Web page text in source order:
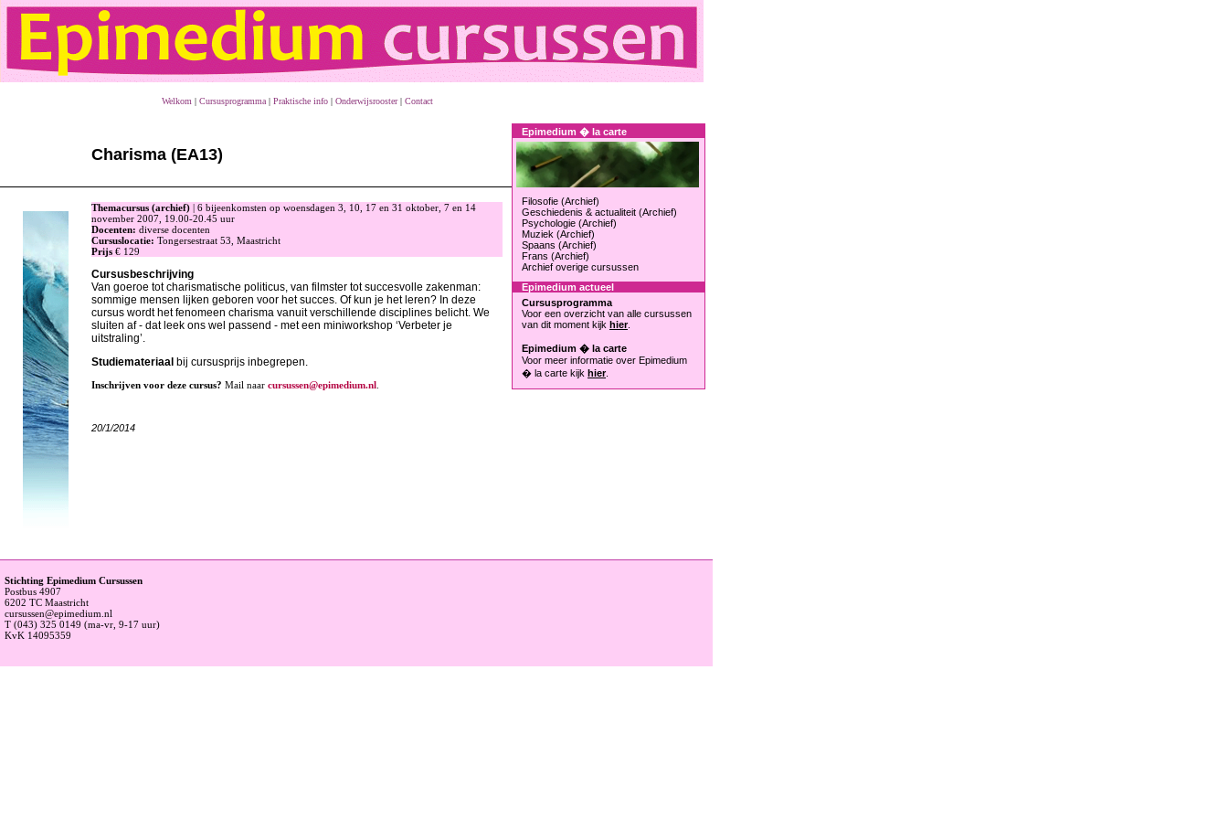
Welkom | Cursusprogramma| Praktische info| Onderwijsrooster| Contact
Epimedium � la carte
Filosofie (Archief)
Geschiedenis & actualiteit (Archief)
Psychologie (Archief)
Muziek (Archief)
Spaans (Archief)
Frans (Archief)
Archief overige cursussen
Epimedium actueel
Cursusprogramma
Voor een overzicht van alle cursussen
van dit moment kijk hier.
Epimedium � la carte
Voor meer informatie over Epimedium
� la carte kijk hier.
Charisma (EA13)
Themacursus (archief) | 6 bijeenkomsten op woensdagen 3, 10, 17 en 31 oktober, 7 en 14
november 2007, 19.00-20.45 uur
Docenten: diverse docenten
Cursuslocatie: Tongersestraat 53, Maastricht
Prijs € 129
Cursusbeschrijving
Van goeroe tot charismatische politicus, van filmster tot succesvolle zakenman:
sommige mensen lijken geboren voor het succes. Of kun je het leren? In deze
cursus wordt het fenomeen charisma vanuit verschillende disciplines belicht. We
sluiten af - dat leek ons wel passend - met een miniworkshop ‘Verbeter je
uitstraling’.
Studiemateriaal bij cursusprijs inbegrepen.
Inschrijven voor deze cursus? Mail naar cursussen@epimedium.nl
20/1/2014
Stichting Epimedium Cursussen
Postbus 4907
6202 TC Maastricht
cursussen@epimedium.nl
T (043) 325 0149 (ma-vr, 9-17 uur)
KvK 14095359